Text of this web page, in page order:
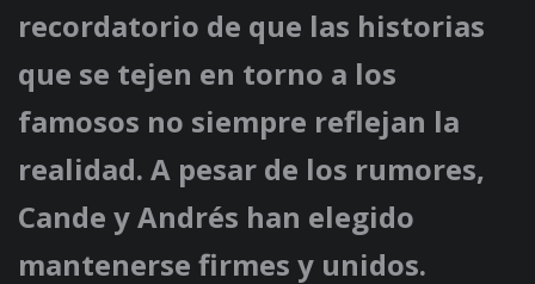
recordatorio de que las historias
que se tejen en torno a los
famosos no siempre reflejan la
realidad. A pesar de los rumores,
Cande y Andrés han elegido
mantenerse firmes y unidos.